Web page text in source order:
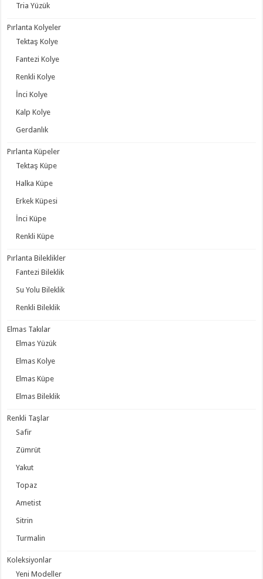
Tria Yüzük
Pırlanta Kolyeler
Tektaş Kolye
Fantezi Kolye
Renkli Kolye
İnci Kolye
Kalp Kolye
Gerdanlık
Pırlanta Küpeler
Tektaş Küpe
Halka Küpe
Erkek Küpesi
İnci Küpe
Renkli Küpe
Pırlanta Bileklikler
Fantezi Bileklik
Su Yolu Bileklik
Renkli Bileklik
Elmas Takılar
Elmas Yüzük
Elmas Kolye
Elmas Küpe
Elmas Bileklik
Renkli Taşlar
Safir
Zümrüt
Yakut
Topaz
Ametist
Sitrin
Turmalin
Koleksiyonlar
Yeni Modeller